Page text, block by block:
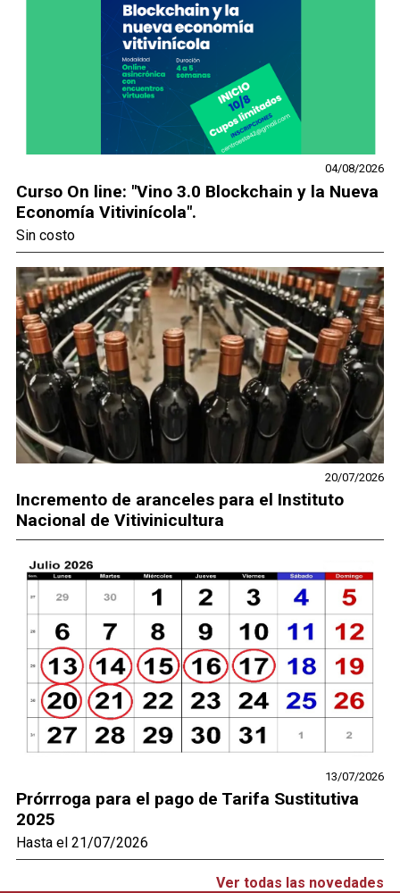
04/08/2026
Curso On line: "Vino 3.0 Blockchain y la Nueva
Economía Vitivinícola".
Sin costo
20/07/2026
Incremento de aranceles para el Instituto
Nacional de Vitivinicultura
13/07/2026
Prórrroga para el pago de Tarifa Sustitutiva
2025
Hasta el 21/07/2026
Ver todas las novedades